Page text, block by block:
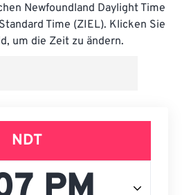
Newfoundland Daylight Time
Time (ZIEL). Klicken Sie
um die Zeit zu ändern.
NDT